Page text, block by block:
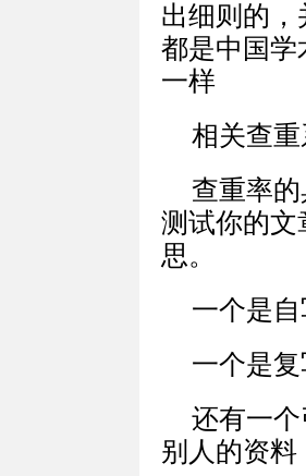
出细则的
都是中国学
一样
相关查
查重率
测试你的文
思。
一个是
一个是
还有一
别人的资料